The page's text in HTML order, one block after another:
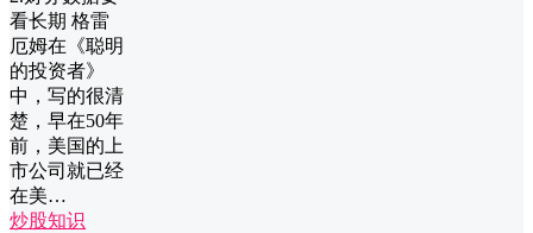
看长期 格雷
厄姆在《聪明
的投资者》
中，写的很清
楚，早在50年
前，美国的上
市公司就已经
在美…
炒股知识